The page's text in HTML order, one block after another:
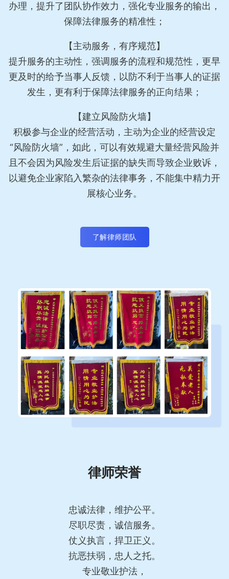
办理，提升了团队协作效力，强化专业服务的输出，
保障法律服务的精准性；
【主动服务，有序规范】
提升服务的主动性，强调服务的流程和规范性，更早
更及时的给予当事人反馈，以防不利于当事人的证据
发生，更有利于保障法律服务的正向结果；
【建立风险防火墙】
积极参与企业的经营活动，主动为企业的经营设定
“风险防火墙”，如此，可以有效规避大量经营风险并
且不会因为风险发生后证据的缺失而导致企业败诉，
以避免企业家陷入繁杂的法律事务，不能集中精力开
展核心业务。
了解律师团队
律师荣誉
忠诚法律，维护公平。
尽职尽责，诚信服务。
仗义执言，捍卫正义。
抗恶扶弱，忠人之托。
专业敬业护法，